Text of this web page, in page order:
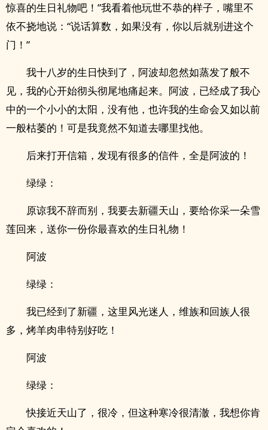
惊喜的生日礼物吧！”我看着他玩世不恭的样子，嘴里不
依不挠地说：“说话算数，如果没有，你以后就别进这个
门！”
我十八岁的生日快到了，阿波却忽然如蒸发了般不
见，我的心开始彻头彻尾地痛起来。阿波，已经成了我心
中的一个小小的太阳，没有他，也许我的生命会又如以前
一般枯萎的！可是我竟然不知道去哪里找他。
后来打开信箱，发现有很多的信件，全是阿波的！
绿绿：
原谅我不辞而别，我要去新疆天山，要给你采一朵雪
莲回来，送你一份你最喜欢的生日礼物！
阿波
绿绿：
我已经到了新疆，这里风光迷人，维族和回族人很
多，烤羊肉串特别好吃！
阿波
绿绿：
快接近天山了，很冷，但这种寒冷很清澈，我想你肯